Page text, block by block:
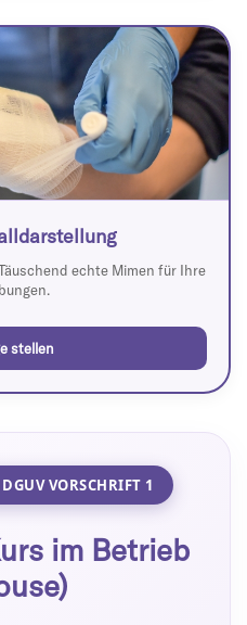
echte Mimen für Ihre
stellen
VORSCHRIFT 1
im Betrieb